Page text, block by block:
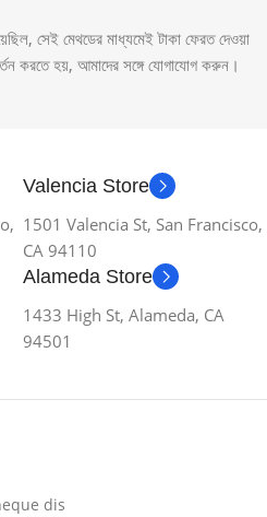
সেই মেথডের মাধ্যমেই টাকা ফেরত দেওয়া
করতে হয়, আমাদের সঙ্গে যোগাযোগ করুন।
Valencia Store
1501 Valencia St, San Francisco,
CA 94110
Alameda Store
1433 High St, Alameda, CA
94501
dis